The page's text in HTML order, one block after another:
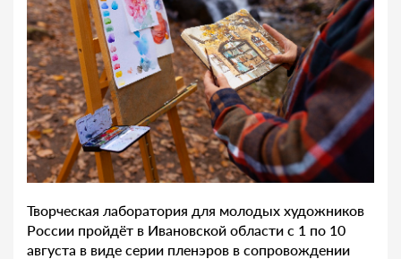
Творческая лаборатория для молодых художников
России пройдёт в Ивановской области с 1 по 10
августа в виде серии пленэров в сопровождении